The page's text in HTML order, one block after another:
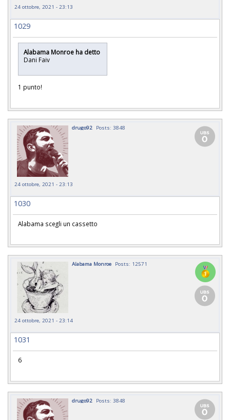
24 ottobre, 2021 - 23:13
1029
Alabama Monroe ha detto
Dani Faiv
1 punto!
drugo92 Posts: 3848
24 ottobre, 2021 - 23:13
1030
Alabama scegli un cassetto
Alabama Monroe Posts: 12571
24 ottobre, 2021 - 23:14
1031
6
drugo92 Posts: 3848